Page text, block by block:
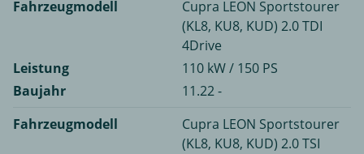
Fahrzeugmodell
Cupra LEON Sportstourer
(KL8, KU8, KUD) 2.0 TDI
4Drive
Leistung
110 kW / 150 PS
Baujahr
11.22 -
Fahrzeugmodell
Cupra LEON Sportstourer
(KL8, KU8, KUD) 2.0 TSI